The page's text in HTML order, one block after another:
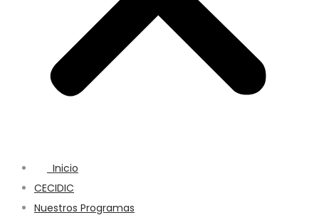
Inicio
CECIDIC
Nuestros Programas